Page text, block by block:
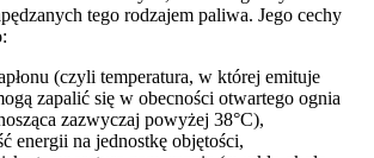
tego rodzajem paliwa. Jego cechy
(czyli temperatura, w której emituje
zapalić się w obecności otwartego ognia
zazwyczaj powyżej 38°C),
energii na jednostkę objętości,